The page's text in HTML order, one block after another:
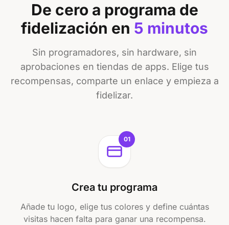
De cero a programa de
fidelización en 5 minutos
Sin programadores, sin hardware, sin
aprobaciones en tiendas de apps. Elige tus
recompensas, comparte un enlace y empieza a
fidelizar.
01
Crea tu programa
Añade tu logo, elige tus colores y define cuántas
visitas hacen falta para ganar una recompensa.